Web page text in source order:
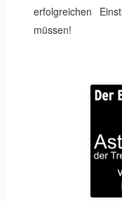
erfolgreichen
müssen!